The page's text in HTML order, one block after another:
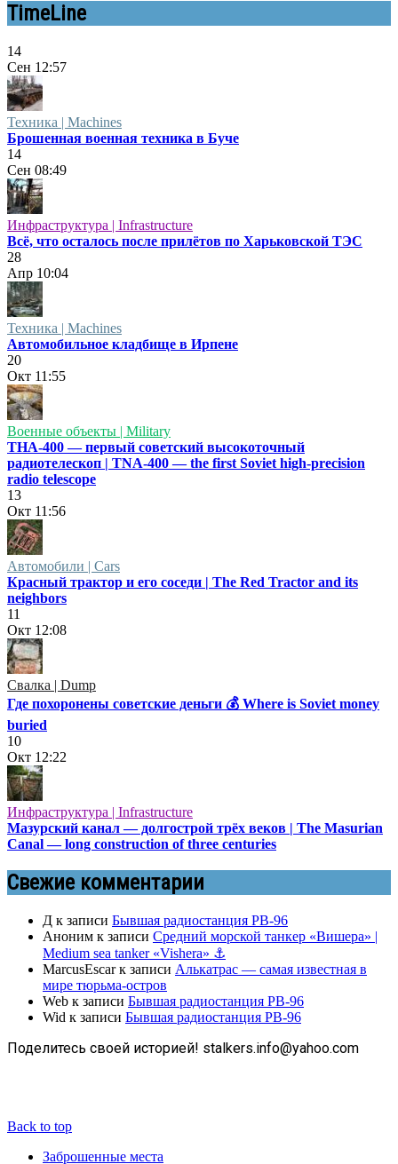
TimeLine
14
Сен 12:57
Техника | Machines
Брошенная военная техника в Буче
14
Сен 08:49
Инфраструктура | Infrastructure
Всё, что осталось после прилётов по Харьковской ТЭС
28
Апр 10:04
Техника | Machines
Автомобильное кладбище в Ирпене
20
Окт 11:55
Военные объекты | Military
ТНА-400 — первый советский высокоточный
радиотелескоп | TNA-400 — the first Soviet high-precision
radio telescope
13
Окт 11:56
Автомобили | Cars
Красный трактор и его соседи | The Red Tractor and its
neighbors
11
Окт 12:08
Свалка | Dump
Где похоронены советские деньги 💰 Where is Soviet money
buried
10
Окт 12:22
Инфраструктура | Infrastructure
Мазурский канал — долгострой трёх веков | The Masurian
Canal — long construction of three centuries
Свежие комментарии
Д к записи Бывшая радиостанция РВ-96
Аноним к записи Средний морской танкер «Вишера» |
Medium sea tanker «Vishera» ⚓
MarcusEscarк записи Алькатрас — самая известная в
мире тюрьма-остров
Web к записи Бывшая радиостанция РВ-96
Wid к записи Бывшая радиостанция РВ-96
Поделитесь своей историей! stalkers.info@yahoo.com
Back to top
Заброшенные места